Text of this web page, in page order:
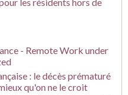
- Remote Work under
: le décès prématuré
qu'on ne le croit